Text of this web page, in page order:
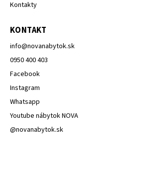
Kontakty
KONTAKT
info@novanabytok.sk
0950 400 403
Facebook
Instagram
Whatsapp
Youtube nábytok NOVA
@novanabytok.sk